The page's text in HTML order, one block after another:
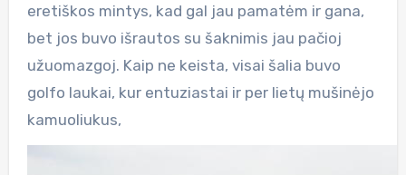
eretiškos mintys, kad gal jau pamatėm ir gana,
bet jos buvo išrautos su šaknimis jau pačioj
užuomazgoj. Kaip ne keista, visai šalia buvo
golfo laukai, kur entuziastai ir per lietų mušinėjo
kamuoliukus,